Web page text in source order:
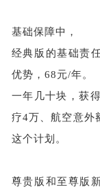
基础保障中，
经典版的基础责
优势， 68元/年。
一年几十块，获
疗4万、航空意外
这个计划。
尊贵版和至尊版